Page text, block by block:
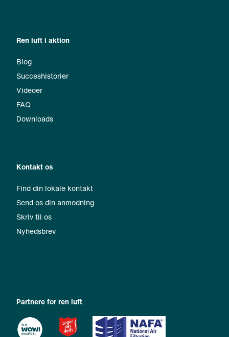
Ren luft i aktion
Blog
Succeshistorier
Videoer
FAQ
Downloads
Kontakt os
Find din lokale kontakt
Send os din anmodning
Skriv til os
Nyhedsbrev
Partnere for ren luft